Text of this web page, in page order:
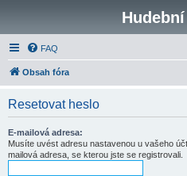
FAQ
Obsah fóra
Resetovat heslo
E-mailová adresa:
Musíte uvést adresu nastavenou u vašeho
mailová adresa, se kterou jste se registrovali.